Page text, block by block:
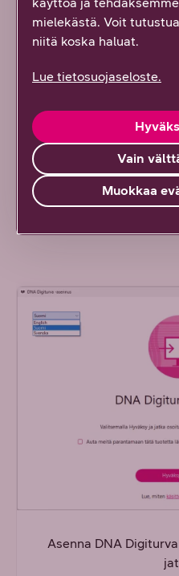
Asennus
Asentaminen muille
Laitteistovaatimukset
Asenna DNA
mielekästä. Voit
niitä koska haluat.
Lue tietosuojaseloste.
Vain
Muokkaa